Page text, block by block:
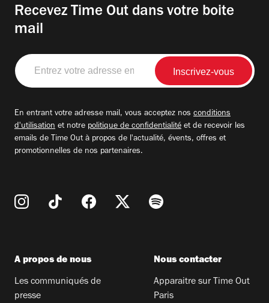
Recevez Time Out dans votre boite
mail
Entrez
votre
adresse
En entrant votre adresse mail, vous acceptez nos conditions
d'utilisation et notre politique de confidentialité et de recevoir les
emails de Time Out à propos de l'actualité, évents, offres et
promotionnelles de nos partenaires.
A propos de nous
Les communiqués de
presse
Nous contacter
Apparaitre sur Time Out
Paris